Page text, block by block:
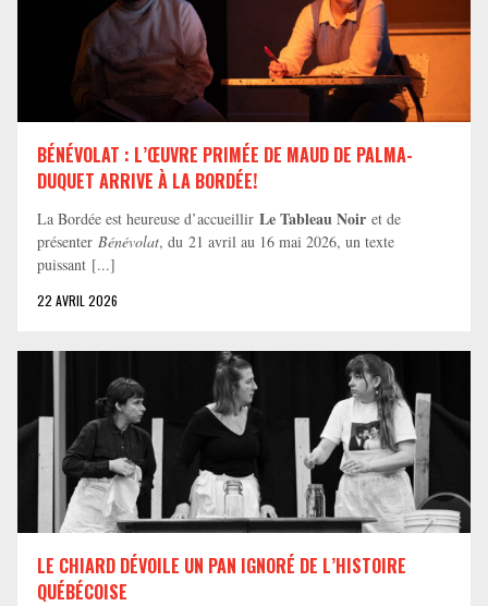
BÉNÉVOLAT : L’ŒUVRE PRIMÉE DE MAUD DE PALMA-
DUQUET ARRIVE À LA BORDÉE!
La Bordée est heureuse d’accueillir Le Tableau Noir et de
présenter Bénévolat, du 21 avril au 16 mai 2026, un texte
puissant [...]
22 AVRIL 2026
LE CHIARD DÉVOILE UN PAN IGNORÉ DE L’HISTOIRE
QUÉBÉCOISE